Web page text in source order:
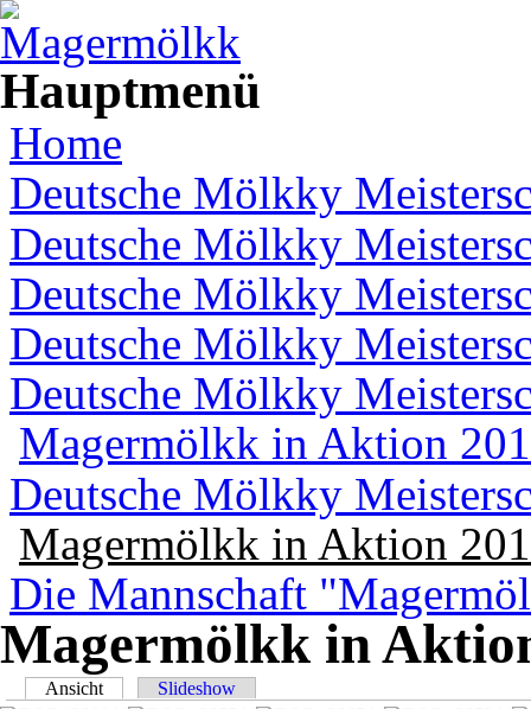
Direkt zum Inhalt
Hauptmenü
Home
Deutsche Mölkky
Deutsche Mölkky
Deutsche Mölkky
Deutsche Mölkky
Deutsche Mölkky
Magermölkk in Aktion
Deutsche Mölkky
Magermölkk in Aktion
Die Mannschaft
Magermölkk in
Haupt-Reiter
Ansicht (aktiver Reiter)
Slideshow